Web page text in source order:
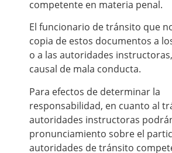
competente en materia penal.
El funcionario de tránsito que
copia de estos documentos a
o a las autoridades
causal de mala conducta.
Para efectos de determinar la
responsabilidad, en cuanto al
autoridades instructoras
pronunciamiento sobre el
autoridades de tránsito